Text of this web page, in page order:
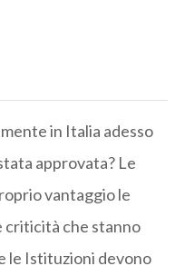
in Italia adesso
approvata? Le
vantaggio le
criticità che stanno
le Istituzioni devono